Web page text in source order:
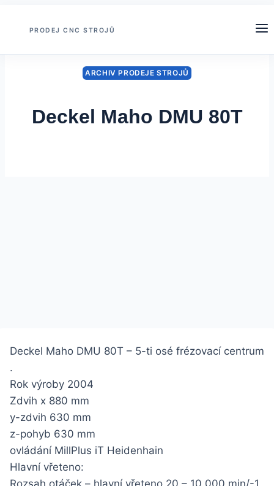
PRODEJ CNC STROJŮ
ARCHIV PRODEJE STROJŮ
Deckel Maho DMU 80T
Deckel Maho DMU 80T – 5-ti osé frézovací centrum
.
Rok výroby 2004
Zdvih x 880 mm
y-zdvih 630 mm
z-pohyb 630 mm
ovládání MillPlus iT Heidenhain
Hlavní vřeteno:
Rozsah otáček – hlavní vřeteno 20 – 10.000 min/-1